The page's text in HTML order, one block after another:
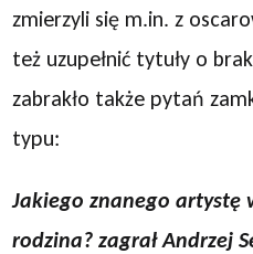
zmierzyli się m.in. z
też uzupełnić tytuły o
zabrakło także pytań
typu:
Jakiego znanego artystę
rodzina? zagrał Andrzej